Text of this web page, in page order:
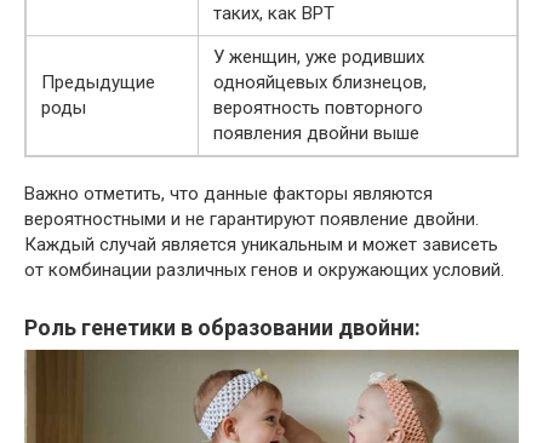
таких, как ВРТ
Предыдущие
роды
У женщин, уже родивших
однояйцевых близнецов,
вероятность повторного
появления двойни выше
Важно отметить, что данные факторы являются
вероятностными и не гарантируют появление двойни.
Каждый случай является уникальным и может зависеть
от комбинации различных генов и окружающих условий.
Роль генетики в образовании двойни: